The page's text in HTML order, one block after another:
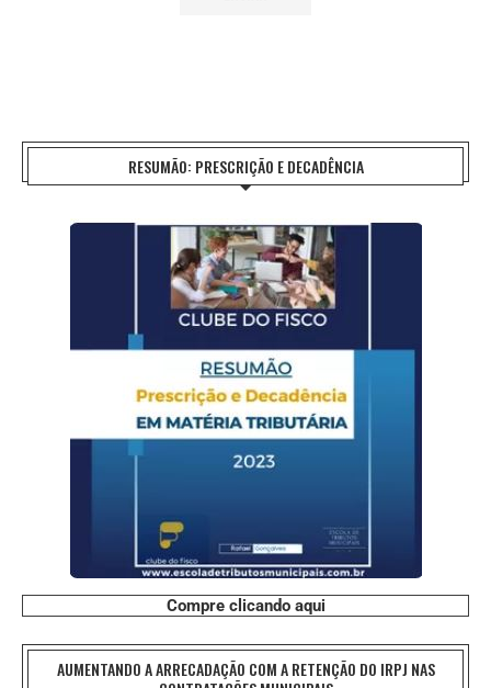
RESUMÃO: PRESCRIÇÃO E DECADÊNCIA
Compre clicando aqui
AUMENTANDO A ARRECADAÇÃO COM A RETENÇÃO DO IRPJ NAS